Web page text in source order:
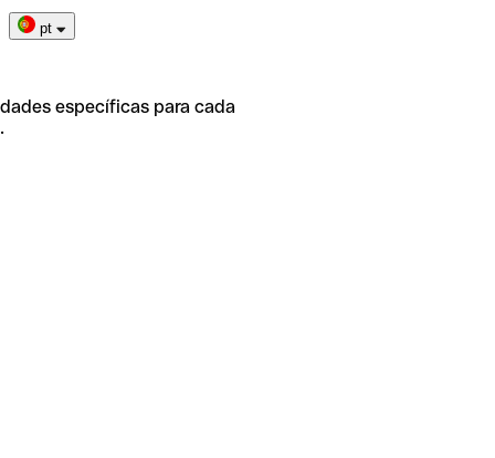
pt
específicas para cada